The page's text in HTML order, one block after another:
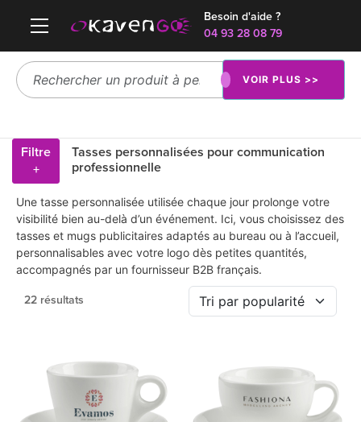
Besoin d'aide ?
04 93 28 08 79
VOIR PLUS >>
Filtre
+
Tasses personnalisées pour communication
professionnelle
Une tasse personnalisée utilisée chaque jour prolonge votre
visibilité bien au-delà d’un événement. Ici, vous choisissez des
tasses et mugs publicitaires adaptés au bureau ou à l’accueil,
personnalisables avec votre logo dès petites quantités,
accompagnés par un fournisseur B2B français.
22 résultats